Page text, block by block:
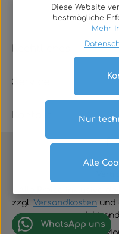
Service
zzgl. Versandkosten und
nicht
WhatsApp uns
Diese Website
bestmögliche
Mehr
Nur
Alle